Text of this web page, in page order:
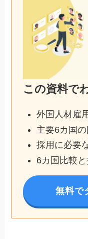
この資料で
外国人材雇
主要6カ国
採用に必要
6カ国比較
無料で